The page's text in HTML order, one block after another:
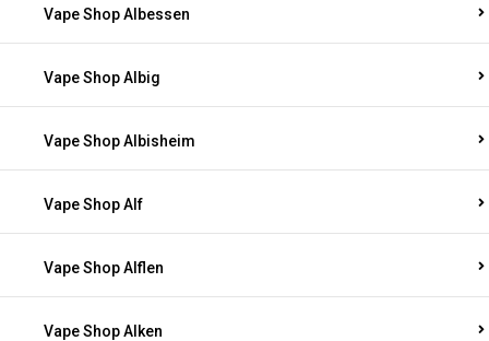
Vape Shop Albessen
Vape Shop Albig
Vape Shop Albisheim
Vape Shop Alf
Vape Shop Alflen
Vape Shop Alken